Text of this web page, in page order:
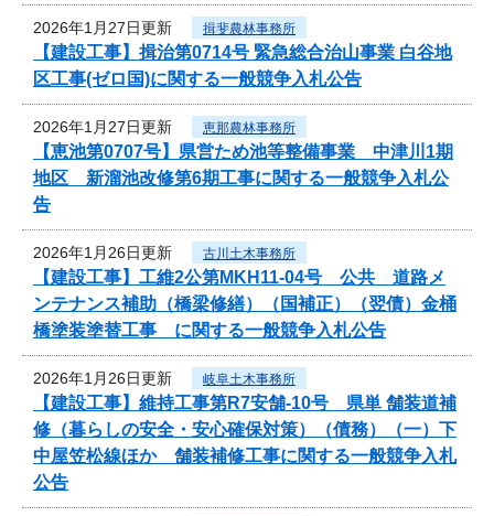
2026年1月27日更新 揖斐農林事務所
【建設工事】揖治第0714号 緊急総合治山事業 白谷地
区工事(ゼロ国)に関する一般競争入札公告
2026年1月27日更新 恵那農林事務所
【恵池第0707号】県営ため池等整備事業 中津川1期
地区 新溜池改修第6期工事に関する一般競争入札公
告
2026年1月26日更新 古川土木事務所
【建設工事】工維2公第MKH11-04号 公共 道路メ
ンテナンス補助（橋梁修繕）（国補正）（翌債）金桶
橋塗装塗替工事 に関する一般競争入札公告
2026年1月26日更新 岐阜土木事務所
【建設工事】維持工事第R7安舗-10号 県単 舗装道補
修（暮らしの安全・安心確保対策）（債務）（一）下
中屋笠松線ほか 舗装補修工事に関する一般競争入札
公告